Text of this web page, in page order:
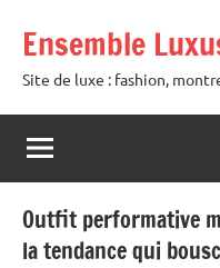
contenu
Ensemble
Site de luxe : fashion,
Outfit performative
la tendance qui